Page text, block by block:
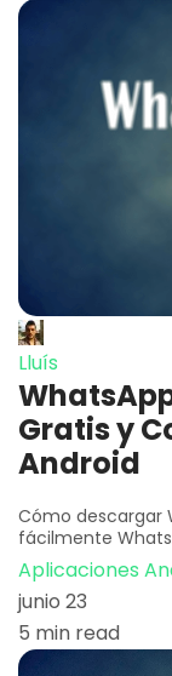
Lluís
Gratis y
Android
Cómo descargar
fácilmente
Aplicaciones
junio 23
5 min read